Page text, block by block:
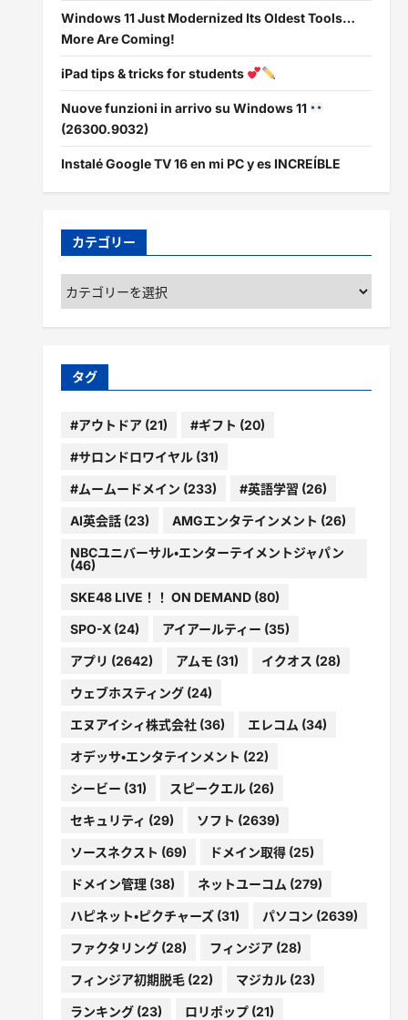
Windows 11 Just Modernized Its Oldest Tools…
More Are Coming!
iPad tips & tricks for students
Nuove funzioni in arrivo su Windows 11
(26300.9032)
Instalé Google TV 16 en mi PC y es INCREÍBLE
カテゴリー
カ
テ
ゴ
ー
タグ
#アウトドア(21) #ギフト (20)
#サロンドロワイヤル(31)
#ムームードメイン (233) #英語学習 (26)
AI英会話(23) AMGエンタテインメント (26)
NBCユニバーサル・エンターテイメントジャパン
(46)
SKE48 LIVE！！ ON DEMAND(80)
SPO-X(24) アイアールティー (35)
アプリ (2642) アムモ (31) イクオス (28)
ウェブホスティング(24)
エヌアイシィ株式会社(36) エレコム (34)
オデッサ・エンタテインメント (22)
シービー (31) スピークエル(26)
セキュリティ (29) ソフト (2639)
ソースネクスト (69) ドメイン取得(25)
ドメイン管理(38) ネットユーコム (279)
ハピネット・ピクチャーズ(31) パソコン (2639)
ファクタリング(28) フィンジア(28)
フィンジア初期脱毛(22) マジカル(23)
ランキング(23) ロリポップ(21)